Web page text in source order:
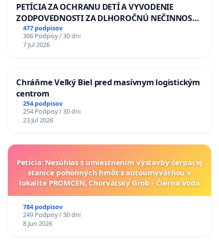
PETÍCIA ZA OCHRANU DETÍ A VYVODENIE
ZODPOVEDNOSTI ZA DLHOROČNÚ NEČINNOSŤ
A ZLYHANIE ŠTÁTU
477 podpisov
306 Podpisy / 30 dni
7 Jul 2026
Chráňme Veľký Biel pred masívnym logistickým
centrom
254 podpisov
254 Podpisy / 30 dni
23 Jul 2026
Petícia: Nesúhlas s umiestnením výstavby čerpacej
stanice pohonných hmôt s autoumyvárňou v
lokalite PROMCEN, Chorvátsky Grob - Čierna Voda
784 podpisov
249 Podpisy / 30 dni
8 Jun 2026